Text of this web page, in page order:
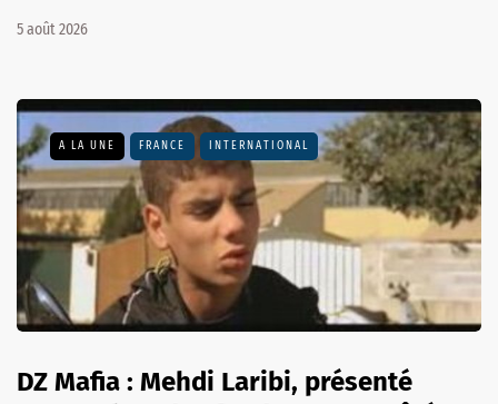
5 août 2026
A LA UNE FRANCE INTERNATIONAL
DZ Mafia : Mehdi Laribi, présenté